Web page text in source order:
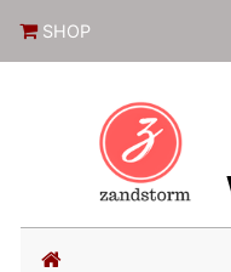
SHOP
(current)